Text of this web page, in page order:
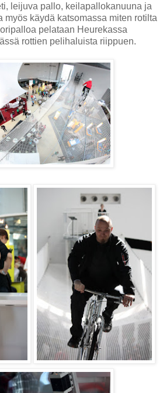
leijuva pallo, keilapallokanuuna ja
myös käydä katsomassa miten rotilta
pelataan Heurekassa
rottien pelihaluista riippuen.